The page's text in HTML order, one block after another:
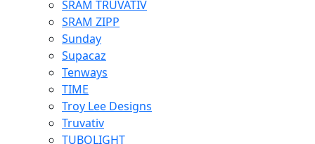
SRAM TRUVATIV
SRAM ZIPP
Sunday
Supacaz
Tenways
TIME
Troy Lee Designs
Truvativ
TUBOLIGHT